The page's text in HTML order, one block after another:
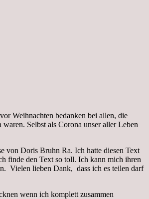
Weihnachten bedanken bei allen, die
waren. Selbst als Corona unser aller Leben
von Doris Bruhn Ra. Ich hatte diesen Text
finde den Text so toll. Ich kann mich ihren
Vielen lieben Dank, dass ich es teilen darf
wenn ich komplett zusammen